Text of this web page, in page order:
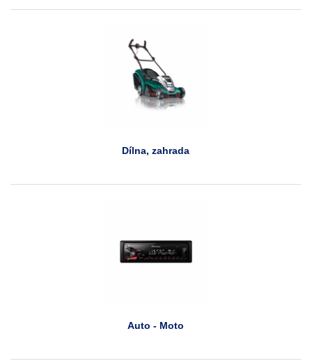
Dílna, zahrada
Auto - Moto